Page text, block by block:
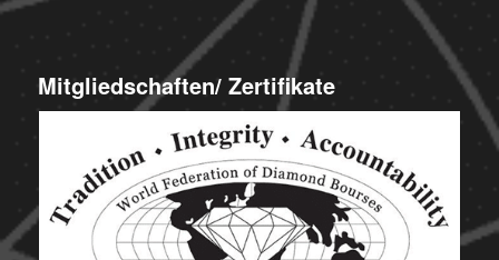
Mitgliedschaften/ Zertifikate